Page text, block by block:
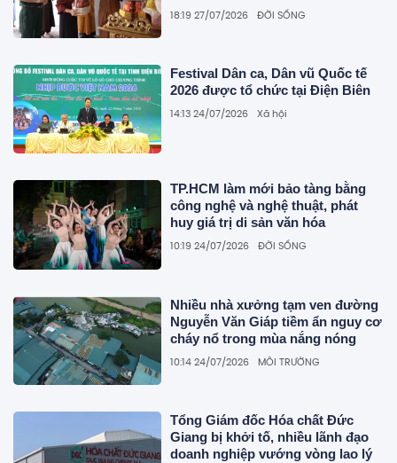
18:19 27/07/2026 ĐỜI SỐNG
Festival Dân ca, Dân vũ Quốc tế
2026 được tổ chức tại Điện Biên
14:13 24/07/2026 Xã hội
TP.HCM làm mới bảo tàng bằng
công nghệ và nghệ thuật, phát
huy giá trị di sản văn hóa
10:19 24/07/2026 ĐỜI SỐNG
Nhiều nhà xưởng tạm ven đường
Nguyễn Văn Giáp tiềm ẩn nguy cơ
cháy nổ trong mùa nắng nóng
10:14 24/07/2026 MÔI TRƯỜNG
Tổng Giám đốc Hóa chất Đức
Giang bị khởi tố, nhiều lãnh đạo
doanh nghiệp vướng vòng lao lý